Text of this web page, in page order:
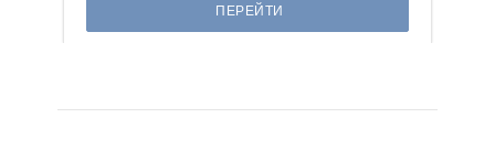
ПЕРЕЙТИ